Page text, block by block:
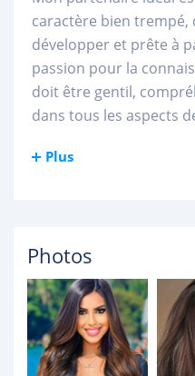
caractère bien trempé,
développer et prête à
passion pour la
doit être gentil,
dans tous les aspects
Plus
Photos